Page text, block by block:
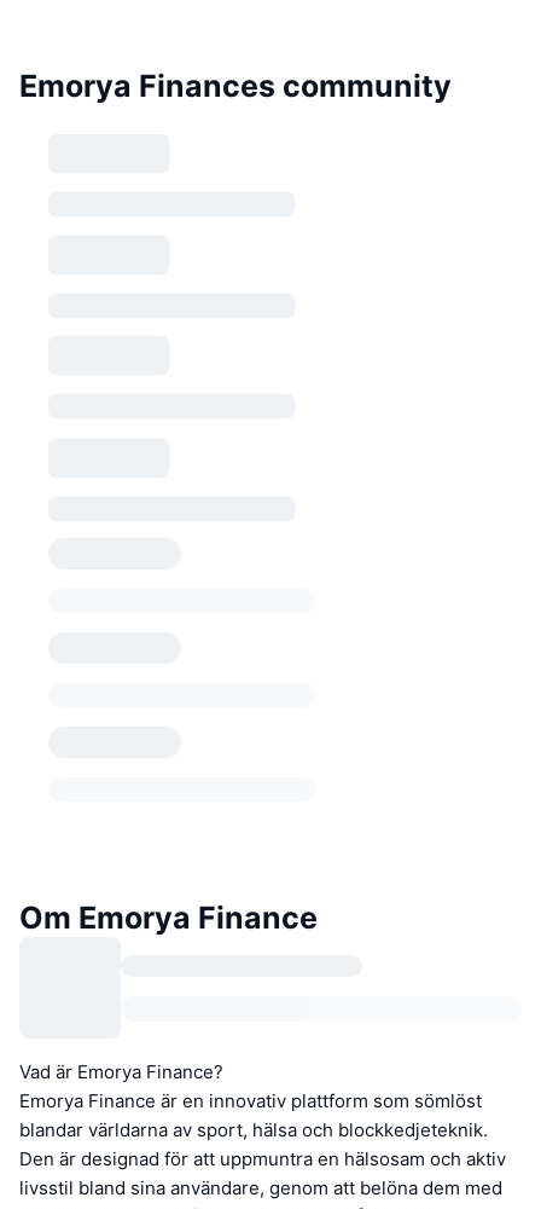
Emorya Finances community
Om Emorya Finance
Vad är Emorya Finance?
Emorya Finance är en innovativ plattform som sömlöst
blandar världarna av sport, hälsa och blockkedjeteknik.
Den är designad för att uppmuntra en hälsosam och aktiv
livsstil bland sina användare, genom att belöna dem med